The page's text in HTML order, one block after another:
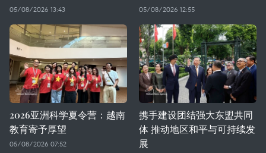
05/08/2026 13:43 05/08/2026 12:55
2026亚洲科学夏令营：越南
教育寄予厚望
05/08/2026 07:52
携手建设团结强大东盟共同
体 推动地区和平与可持续发
展